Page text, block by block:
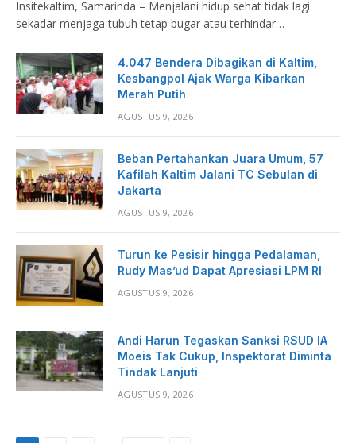
Insitekaltim, Samarinda – Menjalani hidup sehat tidak lagi
sekadar menjaga tubuh tetap bugar atau terhindar…
4.047 Bendera Dibagikan di Kaltim,
Kesbangpol Ajak Warga Kibarkan
Merah Putih
AGUSTUS 9, 2026
Beban Pertahankan Juara Umum, 57
Kafilah Kaltim Jalani TC Sebulan di
Jakarta
AGUSTUS 9, 2026
Turun ke Pesisir hingga Pedalaman,
Rudy Mas’ud Dapat Apresiasi LPM RI
AGUSTUS 9, 2026
Andi Harun Tegaskan Sanksi RSUD IA
Moeis Tak Cukup, Inspektorat Diminta
Tindak Lanjuti
AGUSTUS 9, 2026